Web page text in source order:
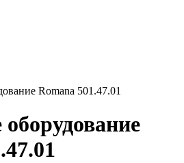
Romana 501.47.01